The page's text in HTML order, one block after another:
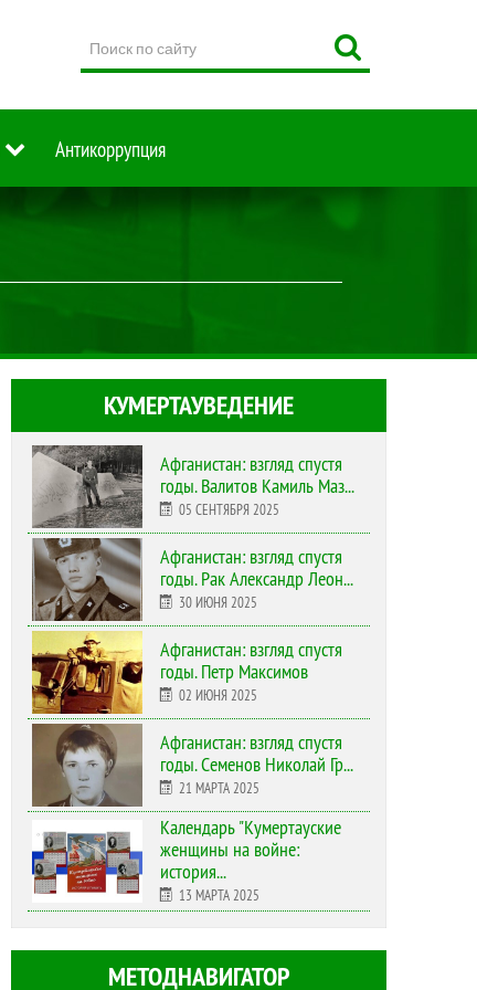
по
сайту
Антикоррупция
КУМЕРТАУВЕДЕНИЕ
Афганистан: взгляд спустя
годы. Валитов Камиль Маз...
05 СЕНТЯБРЯ 2025
Афганистан: взгляд спустя
годы. Рак Александр Леон...
30 ИЮНЯ 2025
Афганистан: взгляд спустя
годы. Петр Максимов
02 ИЮНЯ 2025
Афганистан: взгляд спустя
годы. Семенов Николай Гр...
21 МАРТА 2025
Календарь "Кумертауские
женщины на войне:
история...
13 МАРТА 2025
МЕТОДНАВИГАТОР